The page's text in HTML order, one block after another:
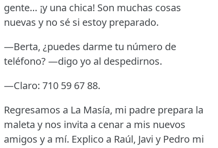
gente… ¡y una chica! Son muchas cosas
nuevas y no sé si estoy preparado.
—Berta, ¿puedes darme tu número de
teléfono?—digo yo al despedirnos.
—Claro: 710 59 67 88.
Regresamos a La Masía, mi padre prepara la
maleta y nos invita a cenar a mis nuevos
amigos y a mí. Explico a Raúl, Javi y Pedro mi